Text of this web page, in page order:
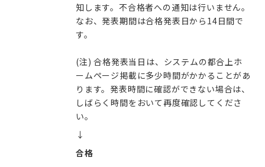
知します。不合格者への通知は行いません。
なお、発表期間は合格発表日から14日間で
す。
(注) 合格発表当日は、システムの都合上ホ
ームページ掲載に多少時間がかかることがあ
ります。発表時間に確認ができない場合は、
しばらく時間をおいて再度確認してくださ
い。
↓
合格